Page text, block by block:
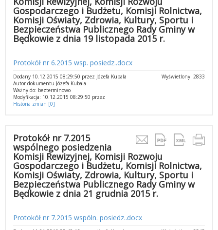
Gospodarczego i Budżetu, Komisji Rolnictwa,
Komisji Oświaty, Zdrowia, Kultury, Sportu i
Bezpieczeństwa Publicznego Rady Gminy w
Będkowie z dnia 19 listopada 2015 r.
Protokół nr 6.2015 wsp. posiedz..docx
Wyświetlony: 2833
Dodany 10.12.2015 08:29:50 przez Józefa Kubala
Autor dokumentu Józefa Kubala
Ważny do: bezterminowo
Modyfikacja: 10.12.2015 08:29:50 przez
Historia zmian [0]
Protokół nr 7.2015
wspólnego posiedzenia
Komisji Rewizyjnej, Komisji Rozwoju
Gospodarczego i Budżetu, Komisji Rolnictwa,
Komisji Oświaty, Zdrowia, Kultury, Sportu i
Bezpieczeństwa Publicznego Rady Gminy w
Będkowie z dnia 21 grudnia 2015 r.
Protokół nr 7.2015 wspóln. posiedz..docx